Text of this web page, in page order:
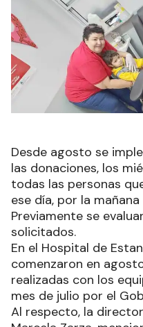
Desde agosto se
las donaciones, los
todas las personas
ese día, por la
Previamente se
solicitados.
En el Hospital de
comenzaron en
realizadas con los
mes de julio por el
Al respecto, la